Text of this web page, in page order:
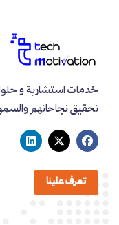
خدمات استشارية و
تحقيق نجاحاتهم
تعرف علينا